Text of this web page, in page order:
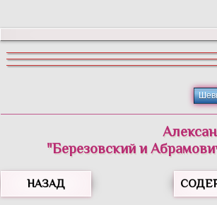
"Березовский и
НАЗАД